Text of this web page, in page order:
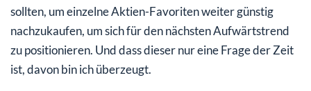
sollten, um einzelne Aktien-Favoriten weiter günstig
nachzukaufen, um sich für den nächsten Aufwärtstrend
zu positionieren. Und dass dieser nur eine Frage der Zeit
ist, davon bin ich überzeugt.